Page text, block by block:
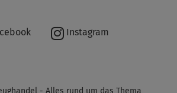
Instagram
- Alles rund um das Thema